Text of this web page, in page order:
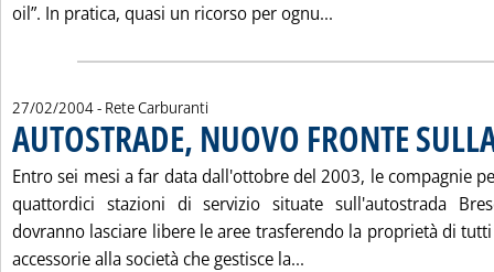
oil”. In pratica, quasi un ricorso per ognu...
27/02/2004- Rete Carburanti
AUTOSTRADE, NUOVO FRONTE
. Pubblicata venerdì 27 febbraio 2004 alle 15.25.
Entro sei mesi a far data dall'ottobre del 2003, le compagnie
quattordici stazioni di servizio situate sull'autostrada
dovranno lasciare libere le aree trasferendo la proprietà di
accessorie alla società che gestisce la...